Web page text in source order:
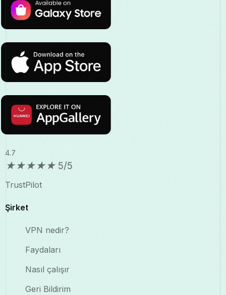
4.7
★★★★★ 5/5
TrustPilot
Şirket
VPN nedir?
Faydaları
Nasıl çalışır
Geri Bildirim